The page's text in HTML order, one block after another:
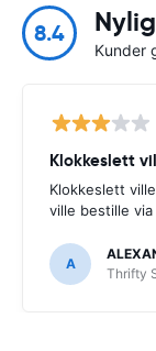
8.4
Kunder
Klokkeslett
ville bestille
A
Thrifty